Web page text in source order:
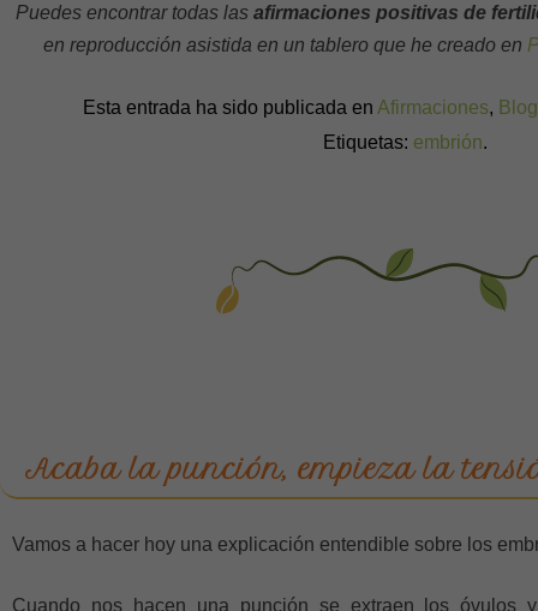
Puedes encontrar todas las afirmaciones positivas de
en reproducción asistida en un tablero que he creado en
Esta entrada ha sido publicada en Afirmaciones, Blog
Etiquetas: embrión.
Acaba la punción, empieza la
Vamos a hacer hoy una explicación entendible sobre los
Cuando nos hacen una punción se extraen los óvulos